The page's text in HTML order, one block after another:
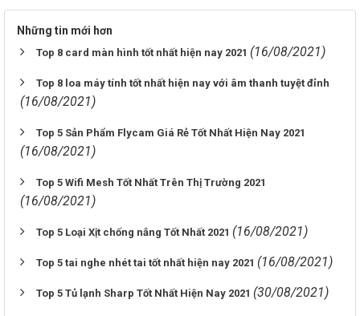
Những tin mới hơn
Top 8 card màn hình tốt nhất hiện nay 2021 (16/08/2021)
Top 8 loa máy tính tốt nhất hiện nay với âm thanh tuyệt đỉnh
(16/08/2021)
Top 5 Sản Phẩm Flycam Giá Rẻ Tốt Nhất Hiện Nay 2021
(16/08/2021)
Top 5 Wifi Mesh Tốt Nhất Trên Thị Trường 2021
(16/08/2021)
Top 5 Loại Xịt chống nắng Tốt Nhất 2021 (16/08/2021)
Top 5 tai nghe nhét tai tốt nhất hiện nay 2021 (16/08/2021)
Top 5 Tủ lạnh Sharp Tốt Nhất Hiện Nay 2021 (30/08/2021)